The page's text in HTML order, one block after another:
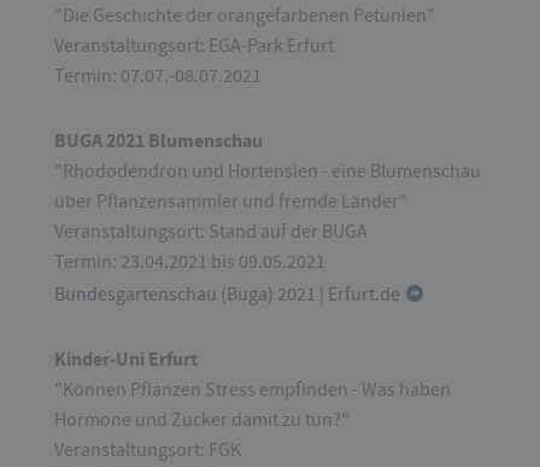
"Die Geschichte der orangefarbenen Petunien"
Veranstaltungsort: EGA-Park Erfurt
Termin: 07.07.-08.07.2021
BUGA 2021 Blumenschau
"Rhododendron und Hortensien - eine Blumenschau
über Pflanzensammler und fremde Länder"
Veranstaltungsort: Stand auf der BUGA
Termin: 23.04.2021 bis 09.05.2021
Bundesgartenschau (Buga) 2021 | Erfurt.de
Kinder-Uni Erfurt
"Können Pflanzen Stress empfinden - Was haben
Hormone und Zucker damit zu tun?"
Veranstaltungsort: FGK